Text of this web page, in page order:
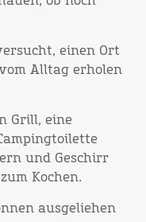
einen Ort
Alltag erholen
Grill, eine
und Geschirr
Kochen.
ausgeliehen